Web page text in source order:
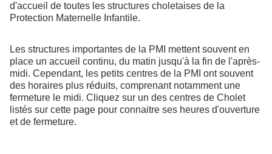
d'accueil de toutes les structures choletaises de la
Protection Maternelle Infantile.
Les structures importantes de la PMI mettent souvent en
place un accueil continu, du matin jusqu'à la fin de l'après-
midi. Cependant, les petits centres de la PMI ont souvent
des horaires plus réduits, comprenant notamment une
fermeture le midi. Cliquez sur un des centres de Cholet
listés sur cette page pour connaitre ses heures d'ouverture
et de fermeture.